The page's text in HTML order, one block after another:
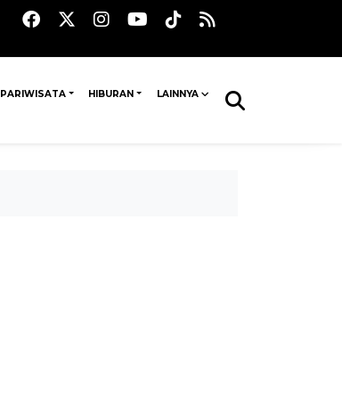
PARIWISATA HIBURAN LAINNYA